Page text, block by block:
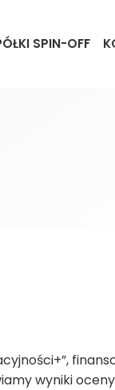
SPIN-OFF
wyniki